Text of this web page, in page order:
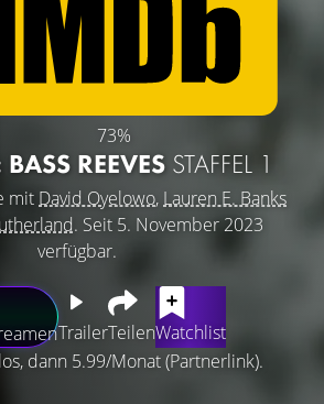
73%
REEVES STAFFEL 1
mit David Oyelowo, Lauren E. Banks
. Seit 5. November 2023
verfügbar.
TrailerTeilenWatchlist
dann 5.99/Monat (Partnerlink).